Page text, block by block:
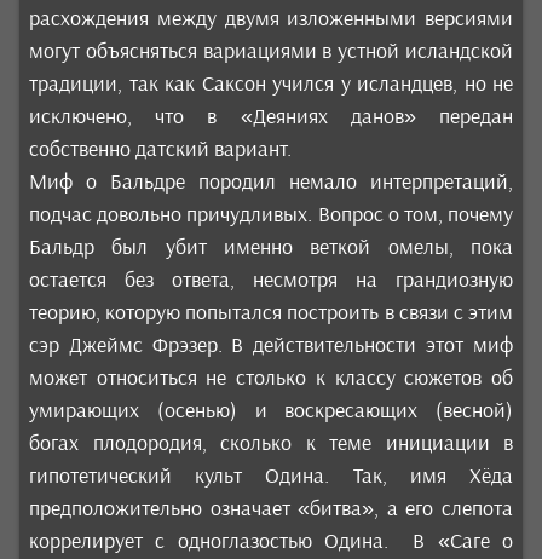
расхождения между двумя изложенными версиями
могут объясняться вариациями в устной исландской
традиции, так как Саксон учился у исландцев, но не
исключено, что в «Деяниях данов» передан
собственно датский вариант.
Миф о Бальдре породил немало интерпретаций,
подчас довольно причудливых. Вопрос о том, почему
Бальдр был убит именно веткой омелы, пока
остается без ответа, несмотря на грандиозную
теорию, которую попытался построить в связи с этим
сэр Джеймс Фрэзер. В действительности этот миф
может относиться не столько к классу сюжетов об
умирающих (осенью) и воскресающих (весной)
богах плодородия, сколько к теме инициации в
гипотетический культ Одина. Так, имя Хёда
предположительно означает «битва», а его слепота
коррелирует с одноглазостью Одина. В «Саге о